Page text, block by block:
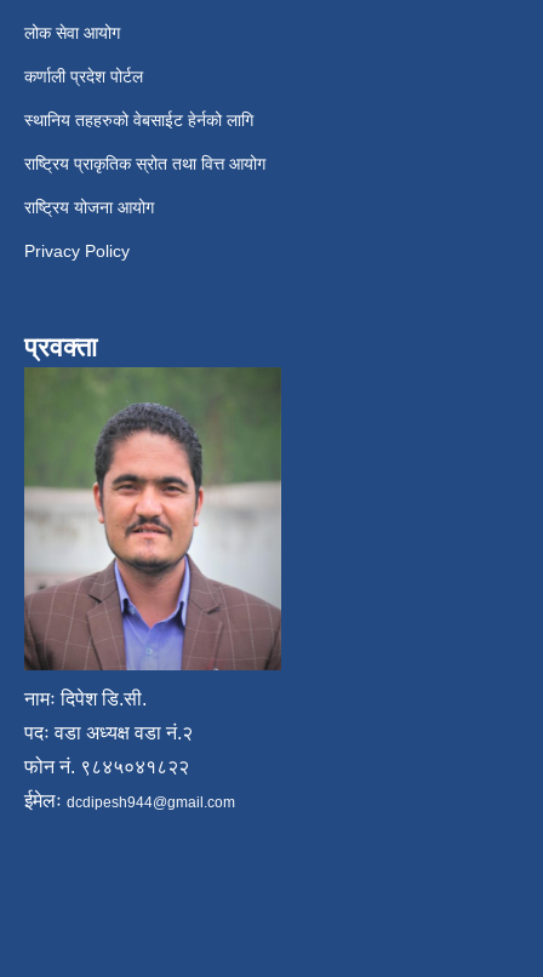
लोक सेवा आयोग
कर्णाली प्रदेश पोर्टल
स्थानिय तहहरुको वेबसाईट हेर्नको लागि
राष्ट्रिय प्राकृतिक स्रोत तथा वित्त आयोग
राष्ट्रिय योजना आयोग
Privacy Policy
प्रवक्ता
नामः दिपेश डि.सी.
पदः वडा अध्यक्ष वडा नं.२
फोन नं. ९८४५०४१८२२
ईमेलः dcdipesh944@gmail.com